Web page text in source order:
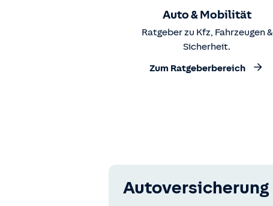
Auto & Mobilität
Ratgeber zu Kfz, Fahrzeugen &
Sicherheit.
Zum Ratgeberbereich
Autoversicherung